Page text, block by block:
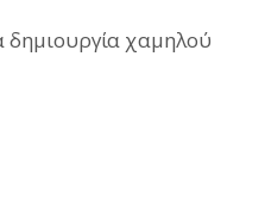
δημιουργία χαμηλού